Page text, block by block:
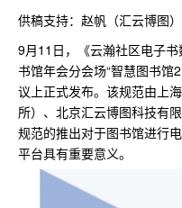
供稿支持：赵帆（汇云博图）
9月11日，《云瀚社区电子
书馆年会分会场“智慧图书馆
议上正式发布。该规范由上
所）、北京汇云博图科技有
规范的推出对于图书馆进行
平台具有重要意义。